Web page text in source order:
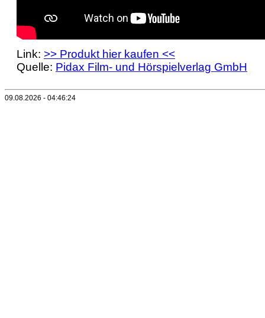
Link: >> Produkt hier kaufen <<
Quelle: Pidax Film- und Hörspielverlag GmbH
09.08.2026 - 04:46:24